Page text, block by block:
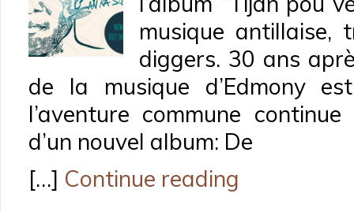
musique antillaise,
diggers. 30 ans
de la musique d’Edmony
l’aventure commune
d’un nouvel album: De
[…] Continue reading